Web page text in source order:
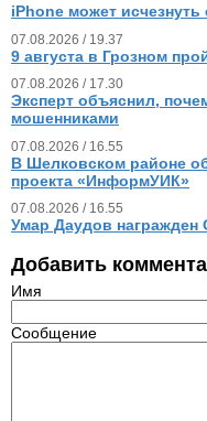
iPhone может исчезнуть
07.08.2026 / 19.37
9 августа в Грозном
07.08.2026 / 17.30
Эксперт объяснил,
мошенниками
07.08.2026 / 16.55
В Шелковском районе
проекта «ИнформУИК»
07.08.2026 / 16.55
Умар Даудов
Добавить
Имя
Сообщение